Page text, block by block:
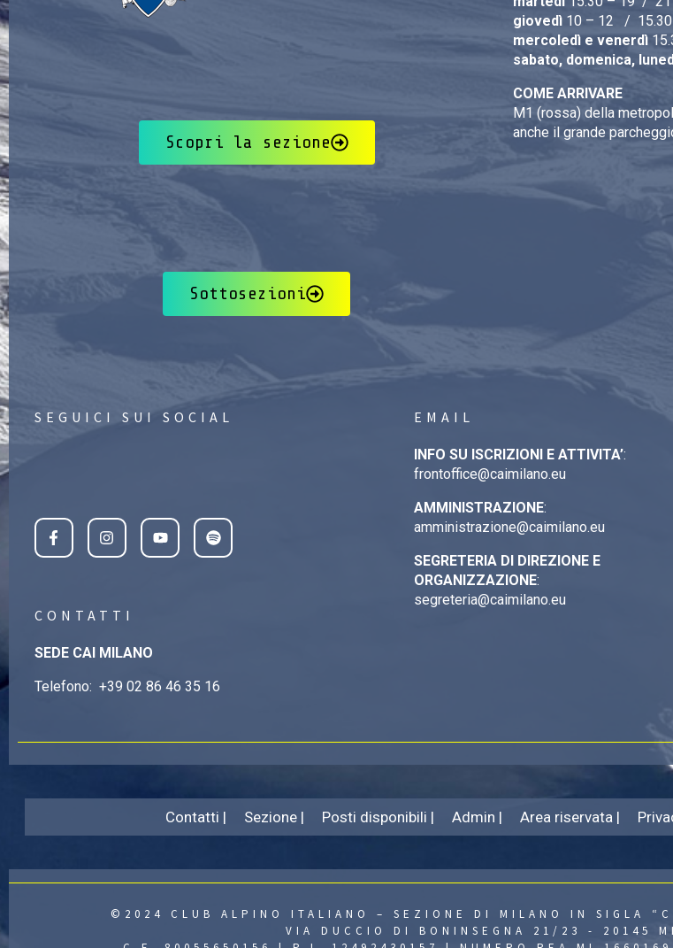
Scopri la sezione
Sottosezioni
giovedì 10 – 12 / 15.30
mercoledì e venerdì
sabato, domenica,
COME ARRIVARE
M1 (rossa) della
anche il grande
SEGUICI SUI SOCIAL
CONTATTI
SEDE CAI MILANO
Telefono: +39 02 86 46 35 16
EMAIL
INFO SU ISCRIZIONI E ATTIVITA’:
frontoffice@caimilano.eu
AMMINISTRAZIONE:
amministrazione@caimilano.eu
SEGRETERIA DI DIREZIONE E
ORGANIZZAZIONE:
segreteria@caimilano.eu
Contatti | Sezione | Posti disponibili | Admin | Area riservata |
©2024 CLUB ALPINO ITALIANO – SEZIONE DI MILANO IN SIGLA
VIA DUCCIO DI BONINSEGNA 21/23 - 20145